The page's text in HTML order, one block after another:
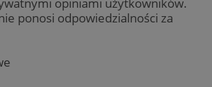
ponosi odpowiedzialności za